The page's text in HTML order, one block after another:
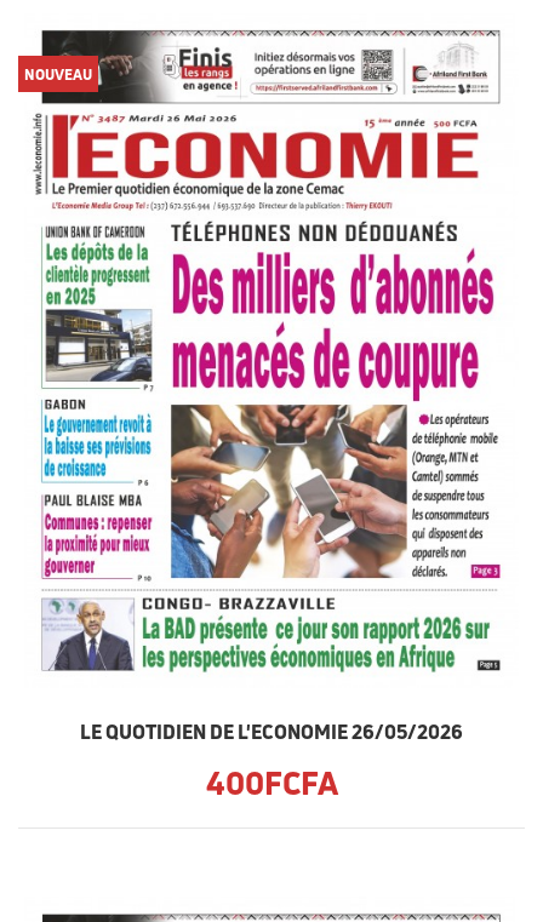
NOUVEAU
LE QUOTIDIEN DE L'ECONOMIE 26/05/2026
400FCFA